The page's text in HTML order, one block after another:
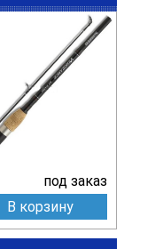
под заказ
В корзину